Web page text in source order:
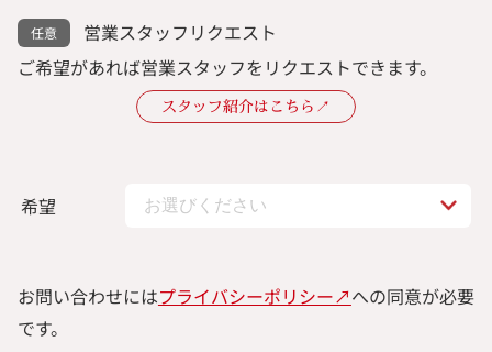
営業スタッフリクエスト
ご希望があれば営業スタッフをリクエストできます。
スタッフ紹介はこちら↗︎
希望
お問い合わせにはプライバシーポリシー↗︎への同意が必要
です。